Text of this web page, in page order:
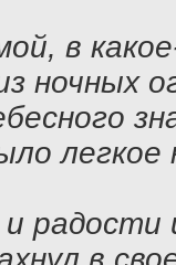
в
ночных
легкое
радости